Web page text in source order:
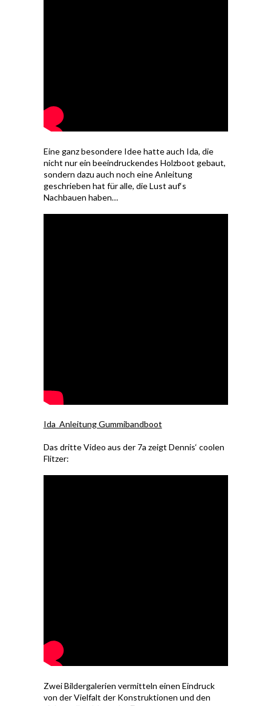
Eine ganz besondere Idee hatte auch Ida, die
nicht nur ein beeindruckendes Holzboot gebaut,
sondern dazu auch noch eine Anleitung
geschrieben hat für alle, die Lust auf‘s
Nachbauen haben…
Ida_Anleitung Gummibandboot
Das dritte Video aus der 7a zeigt Dennis‘ coolen
Flitzer:
Zwei Bildergalerien vermitteln einen Eindruck
von der Vielfalt der Konstruktionen und den